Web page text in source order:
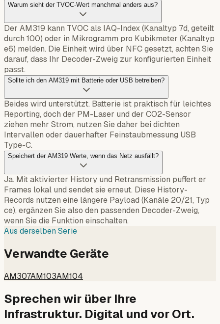
Warum sieht der TVOC-Wert manchmal anders aus?
Der AM319 kann TVOC als IAQ-Index (Kanaltyp 7d, geteilt
durch 100) oder in Mikrogramm pro Kubikmeter (Kanaltyp
e6) melden. Die Einheit wird über NFC gesetzt, achten Sie
darauf, dass Ihr Decoder-Zweig zur konfigurierten Einheit
passt.
Sollte ich den AM319 mit Batterie oder USB betreiben?
Beides wird unterstützt. Batterie ist praktisch für leichtes
Reporting, doch der PM-Laser und der CO2-Sensor
ziehen mehr Strom, nutzen Sie daher bei dichten
Intervallen oder dauerhafter Feinstaubmessung USB
Type-C.
Speichert der AM319 Werte, wenn das Netz ausfällt?
Ja. Mit aktivierter History und Retransmission puffert er
Frames lokal und sendet sie erneut. Diese History-
Records nutzen eine längere Payload (Kanäle 20/21, Typ
ce), ergänzen Sie also den passenden Decoder-Zweig,
wenn Sie die Funktion einschalten.
Aus derselben Serie
Verwandte Geräte
AM307AM103AM104
Sprechen wir über Ihre
Infrastruktur. Digital und vor Ort.